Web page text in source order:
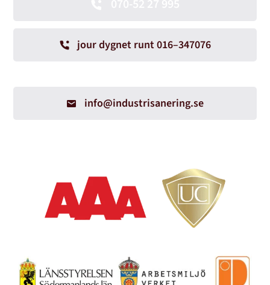
jour dygnet runt 016–347076
info@industrisanering.se